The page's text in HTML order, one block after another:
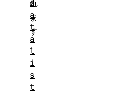
れ
ま
す
。
d
a
t
a
l
i
s
t